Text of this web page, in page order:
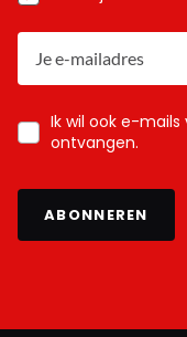
Ik wil ook e-
ontvangen.
ABONNEREN